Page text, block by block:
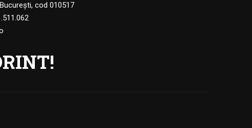
cod 010517